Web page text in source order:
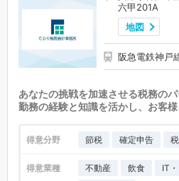
六甲201A
地図
阪急電鉄神
あなたの挑戦を加速させる税務の
勤務の経験と知識を活かし、お客様
得意分野 節税 確定申告
得意業種 不動産 飲食 IT